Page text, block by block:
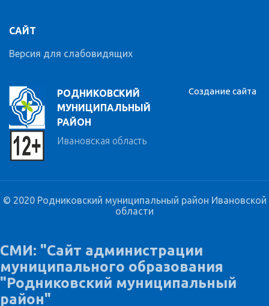
РОДНИКОВСКИЙ
МУНИЦИПАЛЬНЫЙ
РАЙОН
Ивановская область
САЙТ
Версия для слабовидящих
Создание сайта
© 2020 Родниковский муниципальный район Ивановской
области
СМИ: "Сайт администрации
муниципального образования
"Родниковский муниципальный
район"